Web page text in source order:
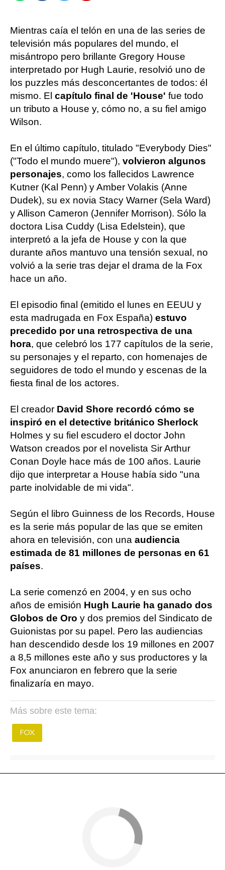
Mientras caía el telón en una de las series de
televisión más populares del mundo, el
misántropo pero brillante Gregory House
interpretado por Hugh Laurie, resolvió uno de
los puzzles más desconcertantes de todos: él
mismo. El capítulo final de 'House' fue todo
un tributo a House y, cómo no, a su fiel amigo
Wilson.
En el último capítulo, titulado "Everybody Dies"
("Todo el mundo muere"), volvieron algunos
personajes, como los fallecidos Lawrence
Kutner (Kal Penn) y Amber Volakis (Anne
Dudek), su ex novia Stacy Warner (Sela Ward)
y Allison Cameron (Jennifer Morrison). Sólo la
doctora Lisa Cuddy (Lisa Edelstein), que
interpretó a la jefa de House y con la que
durante años mantuvo una tensión sexual, no
volvió a la serie tras dejar el drama de la Fox
hace un año.
El episodio final (emitido el lunes en EEUU y
esta madrugada en Fox España) estuvo
precedido por una retrospectiva de una
hora, que celebró los 177 capítulos de la serie,
su personajes y el reparto, con homenajes de
seguidores de todo el mundo y escenas de la
fiesta final de los actores.
El creador David Shore recordó cómo se
inspiró en el detective británico Sherlock
Holmes y su fiel escudero el doctor John
Watson creados por el novelista Sir Arthur
Conan Doyle hace más de 100 años. Laurie
dijo que interpretar a House había sido "una
parte inolvidable de mi vida".
Según el libro Guinness de los Records, House
es la serie más popular de las que se emiten
ahora en televisión, con una audiencia
estimada de 81 millones de personas en 61
países.
La serie comenzó en 2004, y en sus ocho
años de emisión Hugh Laurie ha ganado dos
Globos de Oro y dos premios del Sindicato de
Guionistas por su papel. Pero las audiencias
han descendido desde los 19 millones en 2007
a 8,5 millones este año y sus productores y la
Fox anunciaron en febrero que la serie
finalizaría en mayo.
Más sobre este tema:
FOX